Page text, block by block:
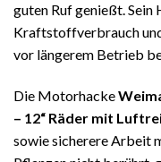
guten Ruf genießt.
Kraftstoffverbrauch
vor längerem Betrieb
Die Motorhacke
– 12“ Räder mit
sowie sicherere Arbeit